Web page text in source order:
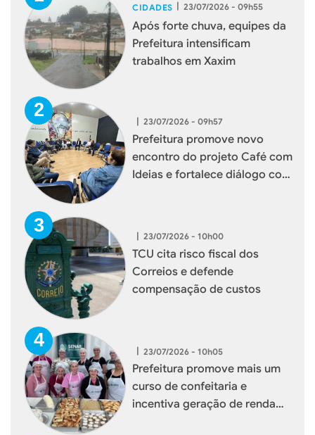
CIDADES | 23/07/2026 - 09h55
Após forte chuva, equipes da
Prefeitura intensificam
trabalhos em Xaxim
| 23/07/2026 - 09h57
Prefeitura promove novo
encontro do projeto Café com
Ideias e fortalece diálogo com
| 23/07/2026 - 10h00
TCU cita risco fiscal dos
Correios e defende
compensação de custos
| 23/07/2026 - 10h05
Prefeitura promove mais um
curso de confeitaria e
incentiva geração de renda